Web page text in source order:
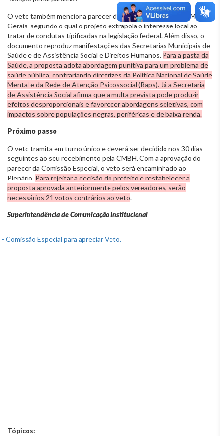
O veto também menciona parecer da Defensoria Pública de Minas
Gerais, segundo o qual o projeto extrapola o interesse local ao
tratar de condutas tipificadas na legislação federal. Além disso, o
documento reproduz manifestações das Secretarias Municipais de
Saúde e de Assistência Social e Direitos Humanos. Para a pasta da
Saúde, a proposta adota abordagem punitiva para um problema de
saúde pública, contrariando diretrizes da Política Nacional de Saúde
Mental e da Rede de Atenção Psicossocial (Raps). Já a Secretaria
de Assistência Social afirma que a multa prevista pode produzir
efeitos desproporcionais e favorecer abordagens seletivas, com
impactos sobre populações negras, periféricas e de baixa renda.
Próximo passo
O veto tramita em turno único e deverá ser decidido nos 30 dias
seguintes ao seu recebimento pela CMBH. Com a aprovação do
parecer da Comissão Especial, o veto será encaminhado ao
Plenário. Para rejeitar a decisão do prefeito e restabelecer a
proposta aprovada anteriormente pelos vereadores, serão
necessários 21 votos contrários ao veto.
Superintendência de Comunicação Institucional
Tópicos: